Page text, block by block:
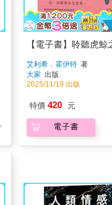
【電子書】聆聽虎鯨
艾利希．霍伊特著
大家 出版
2025/11/19 出版
特價 420 元
電子書